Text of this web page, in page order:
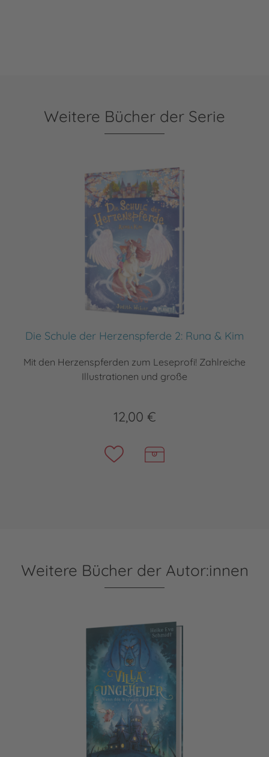
Weitere Bücher der Serie
Die Schule der Herzenspferde 2: Runa & Kim
Mit den Herzenspferden zum Leseprofi! Zahlreiche
Illustrationen und große
12,00 €
Weitere Bücher der Autor:innen